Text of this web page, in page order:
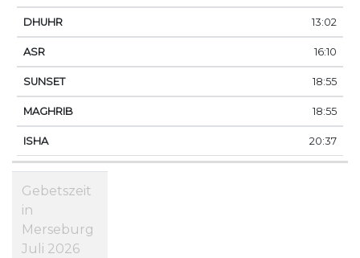
13:02
16:10
18:55
18:55
20:37
Gebetszeit
in
Merseburg
Juli 2026